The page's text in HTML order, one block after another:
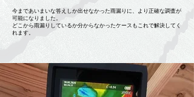
今まであいまいな答えしか出せなかった雨漏りに、より正確な調査が
可能になりました。
​どこから雨漏りしているか分からなかったケースもこれで解決してく
れます。